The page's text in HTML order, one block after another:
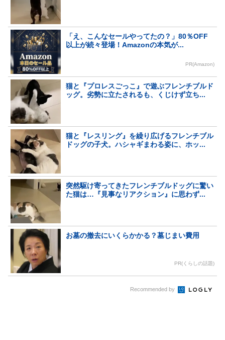
「え、こんなセールやってたの？」80％OFF
以上が続々登場！Amazonの本気が...
PR(Amazon)
猫と『プロレスごっこ』で遊ぶフレンチブルド
ッグ。劣勢に立たされるも、くじけず立ち...
猫と『レスリング』を繰り広げるフレンチブル
ドッグの子犬。ハシャギまわる姿に、ホッ...
突然駆け寄ってきたフレンチブルドッグに驚い
た猫は…『見事なリアクション』に思わず...
お墓の撤去にいくらかかる？墓じまい費用
PR(くらしの話題)
Recommended by